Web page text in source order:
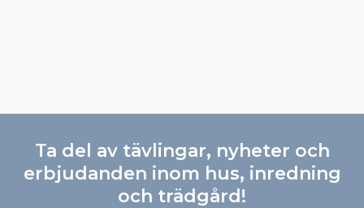
Ta del av tävlingar, nyheter och
erbjudanden inom hus, inredning
och trädgård!